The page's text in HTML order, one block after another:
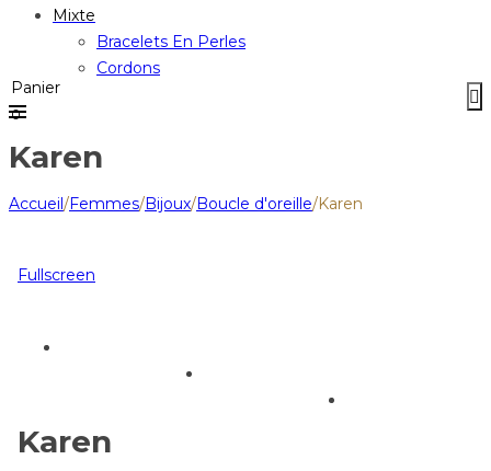
Mixte
Bracelets En Perles
Cordons
Panier
0
Karen
Accueil/Femmes/Bijoux/Boucle d'oreille/Karen
Fullscreen
Karen